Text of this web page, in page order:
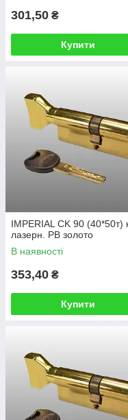
301,50 ₴
Купити
IMPERIAL CK 90 (40*50т)
лазерн. PB золото
В наявності
353,40 ₴
Купити